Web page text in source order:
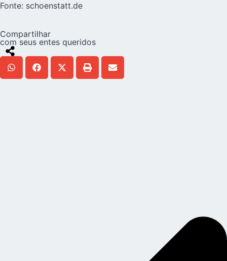
Fonte: schoenstatt.de
Compartilhar
com seus entes queridos